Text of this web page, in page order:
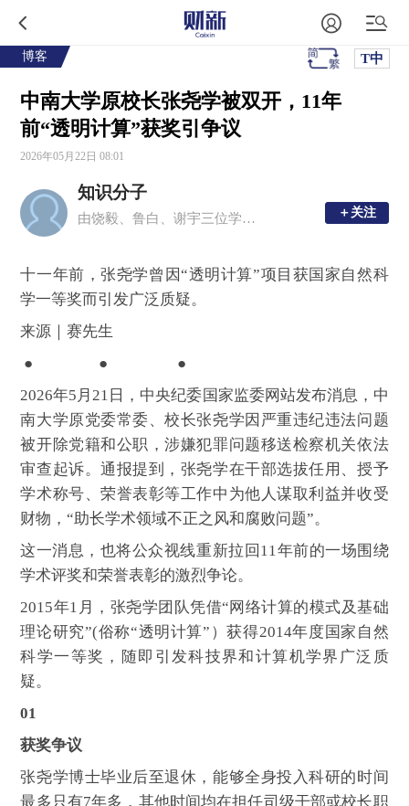
博客 T中
中南大学原校长张尧学被双开，11年
前“透明计算”获奖引争议
2026年05月22日 08:01
知识分子
由饶毅、鲁白、谢宇三位学者创办的移动新媒体平台，现任主编为周忠和、毛淑德、夏志宏。 ＋关注
＋关注
十一年前，张尧学曾因“透明计算”项目获国家自然科
学一等奖而引发广泛质疑。
来源｜赛先生
● ● ●
2026年5月21日，中央纪委国家监委网站发布消息，中
南大学原党委常委、校长张尧学因严重违纪违法问题
被开除党籍和公职，涉嫌犯罪问题移送检察机关依法
审查起诉。通报提到，张尧学在干部选拔任用、授予
学术称号、荣誉表彰等工作中为他人谋取利益并收受
财物，“助长学术领域不正之风和腐败问题”。
这一消息，也将公众视线重新拉回11年前的一场围绕
学术评奖和荣誉表彰的激烈争论。
2015年1月，张尧学团队凭借“网络计算的模式及基础
理论研究”(俗称“透明计算”）获得2014年度国家自然
科学一等奖，随即引发科技界和计算机学界广泛质
疑。
01
获奖争议
张尧学博士毕业后至退休，能够全身投入科研的时间
最多只有7年多，其他时间均在担任司级干部或校长职